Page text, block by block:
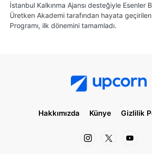
İstanbul Kalkınma Ajansı desteğiyle Esenler
Üretken Akademi tarafından hayata
Programı, ilk dönemini tamamladı.
Hakkımızda Künye Gizlilik